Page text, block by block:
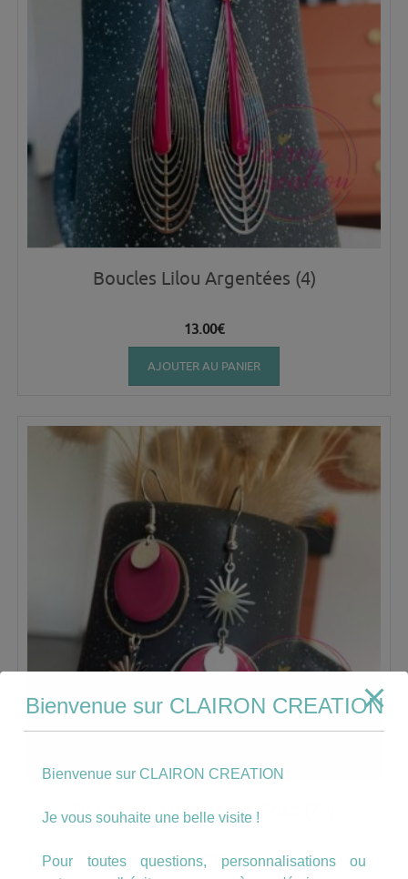
Boucles Lilou Argentées (4)
13.00€
AJOUTER AU PANIER
Boucles Asymétriques Rose (74)
14.00 €
Bienvenue sur CLAIRON CREATION
Bienvenue sur CLAIRON CREATION
Je vous souhaite une belle visite !
Pour toutes questions, personnalisations ou